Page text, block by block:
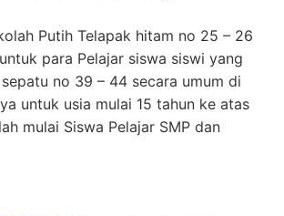
Putih Telapak hitam no 25 – 26
para Pelajar siswa siswi yang
no 39 – 44 secara umum di
untuk usia mulai 15 tahun ke atas
mulai Siswa Pelajar SMP dan